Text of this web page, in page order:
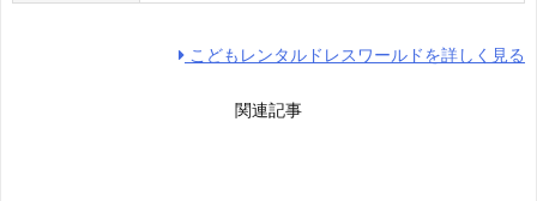
こどもレンタルドレスワールドを詳しく見る
関連記事